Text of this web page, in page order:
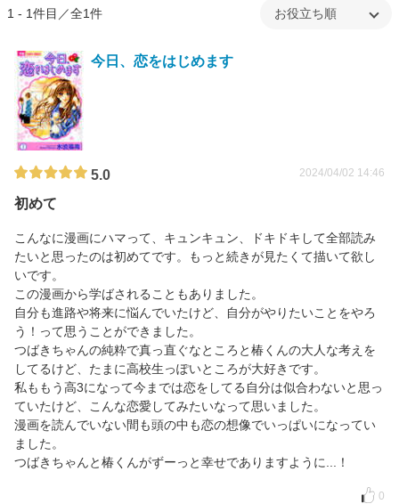
1 - 1件目／全1件
今日、恋をはじめます
5.0 2024/04/02 14:46
初めて
こんなに漫画にハマって、キュンキュン、ドキドキして全部読み
たいと思ったのは初めてです。もっと続きが見たくて描いて欲し
いです。
この漫画から学ばされることもありました。
自分も進路や将来に悩んでいたけど、自分がやりたいことをやろ
う！って思うことができました。
つばきちゃんの純粋で真っ直ぐなところと椿くんの大人な考えを
してるけど、たまに高校生っぽいところが大好きです。
私ももう高3になって今までは恋をしてる自分は似合わないと思っ
ていたけど、こんな恋愛してみたいなって思いました。
漫画を読んでいない間も頭の中も恋の想像でいっぱいになってい
ました。
つばきちゃんと椿くんがずーっと幸せでありますように...！
0